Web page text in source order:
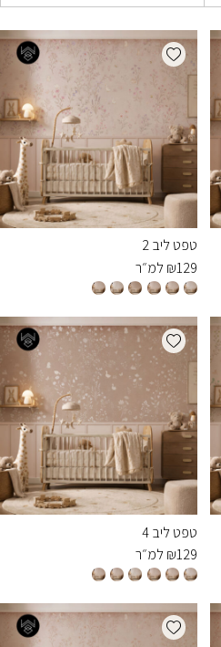
Add wishlist
טפט ליב 2
₪129 למ״ר
Add wishlist
טפט ליב 4
₪129 למ״ר
Add wishlist